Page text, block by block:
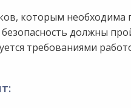
которым необходима
должны
требованиями